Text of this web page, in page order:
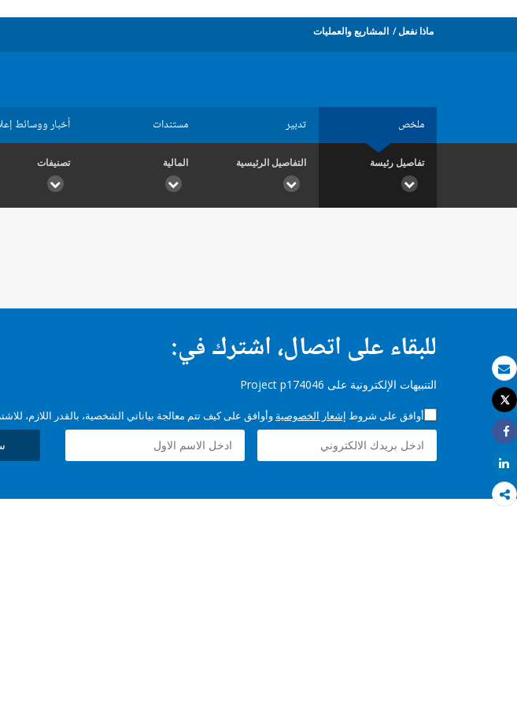
بريد الكتروني
طباعة
Tweet
Share
Share
ماذا نفعل المشاريع والعمليات
ملخص تدبير مستندات أخبار ووسائط
تفاصيل رئيسة التفاصيل الرئيسية المالية تصنيفات
للبقاء على اتصال، اشترك في:
التنبيهات الإلكترونية على Project p174046
أوافق على شروط إشعار الخصوصية وأوافق على كيف تتم معالجة بياناتي الشخصية، بالقدر اللازم،